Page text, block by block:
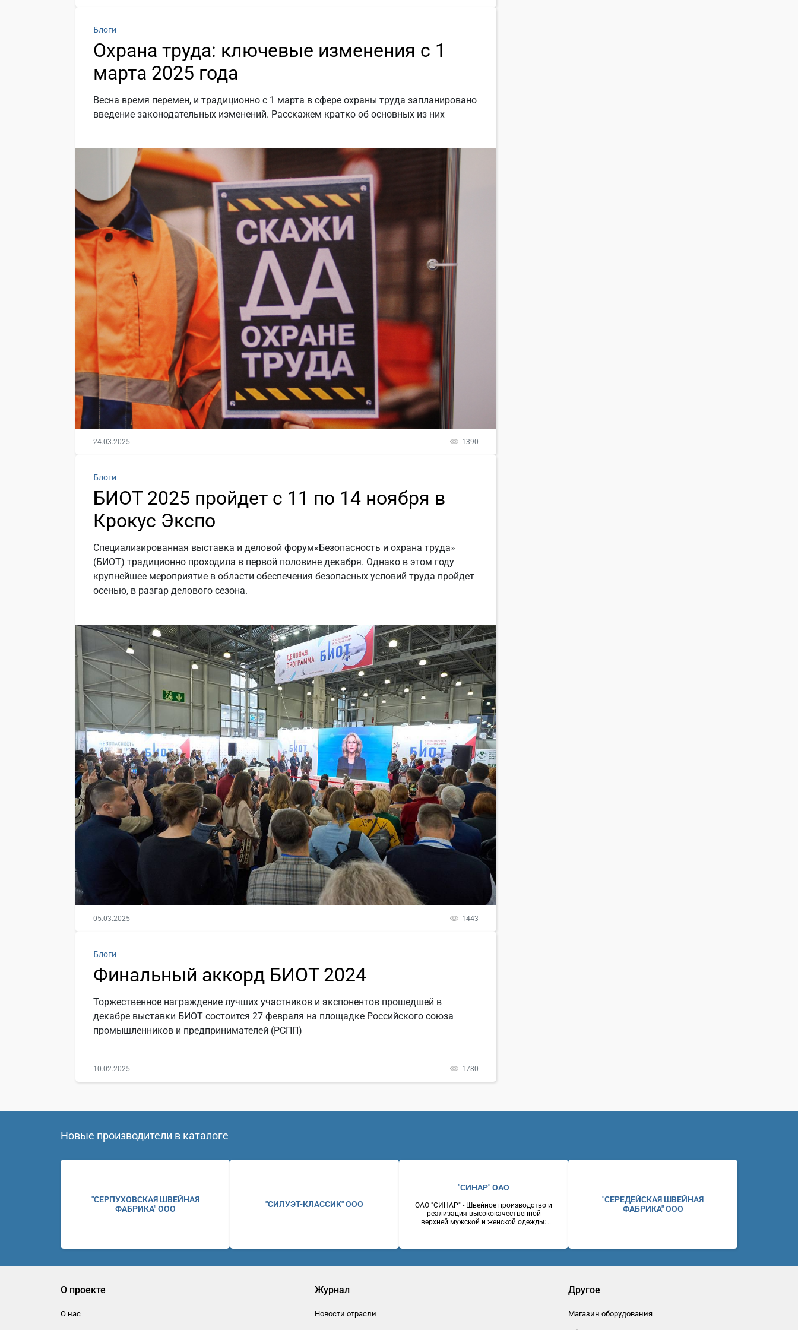
Блоги
Охрана труда: ключевые изменения с 1
марта 2025 года
Весна время перемен, и традиционно с 1 марта в сфере охраны труда запланировано
введение законодательных изменений. Расскажем кратко об основных из них
24.03.2025 1390
Блоги
БИОТ 2025 пройдет с 11 по 14 ноября в
Крокус Экспо
Специализированная выставка и деловой форум«Безопасность и охрана труда»
(БИОТ) традиционно проходила в первой половине декабря. Однако в этом году
крупнейшее мероприятие в области обеспечения безопасных условий труда пройдет
осенью, в разгар делового сезона.
05.03.2025 1443
Блоги
Финальный аккорд БИОТ 2024
Торжественное награждение лучших участников и экспонентов прошедшей в
декабре выставки БИОТ состоится 27 февраля на площадке Российского союза
промышленников и предпринимателей (РСПП)
10.02.2025 1780
Новые производители в каталоге
"СЕРПУХОВСКАЯ ШВЕЙНАЯ
ФАБРИКА" ООО
"СИЛУЭТ-КЛАССИК" ООО
"СИНАР" ОАО
ОАО "СИНАР" - Швейное производство и
реализация высококачественной
верхней мужской и женской одежды:
"СЕРЕДЕЙСКАЯ ШВЕЙНАЯ
ФАБРИКА" ООО
О проекте
О нас
Журнал
Новости отрасли
Другое
Магазин оборудования